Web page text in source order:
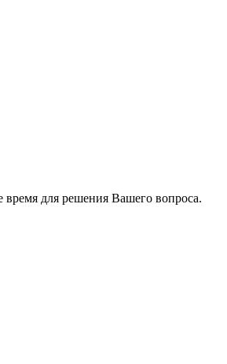
для решения Вашего вопроса.